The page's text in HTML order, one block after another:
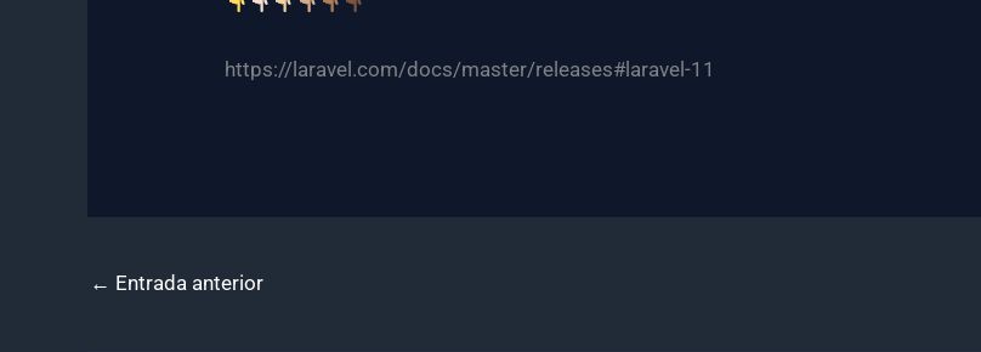
https://laravel.com/docs/master/releases#laravel-11
← Entrada anterior